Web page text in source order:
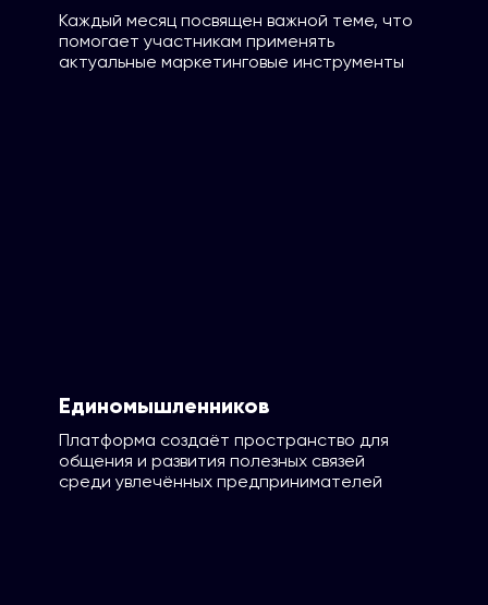
Единомышленников
Каждый месяц посвящен важной теме, что
помогает участникам применять
актуальные маркетинговые инструменты
Платформа создаёт пространство для
общения и развития полезных связей
среди увлечённых предпринимателей